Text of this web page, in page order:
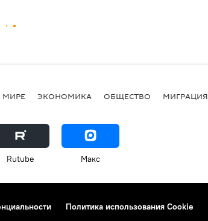
МИРЕ ЭКОНОМИКА ОБЩЕСТВО МИГРАЦИЯ
Rutube Макс
Политика использования Cookie